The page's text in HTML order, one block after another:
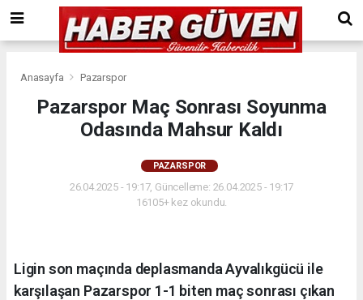
Anasayfa Pazarspor
Pazarspor Maç Sonrası Soyunma
Odasında Mahsur Kaldı
PAZARSPOR
26.04.2025 - 19:17, Güncelleme: 26.04.2025 - 19:17
16105+ kez okundu.
Ligin son maçında deplasmanda Ayvalıkgücü ile
karşılaşan Pazarspor 1-1 biten maç sonrası çıkan